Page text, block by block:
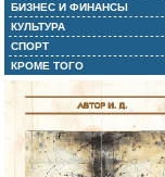
БИЗНЕС И ФИНАНСЫ
КУЛЬТУРА
СПОРТ
КРОМЕ ТОГО